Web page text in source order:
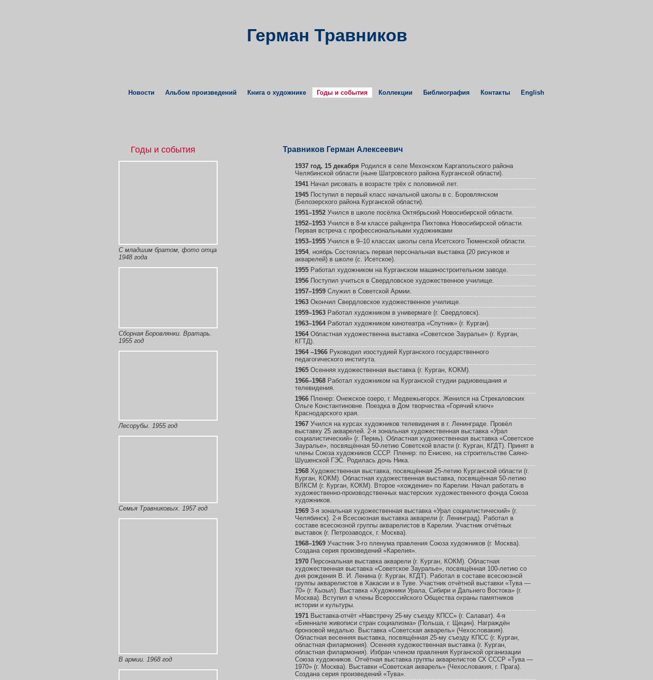
Герман Травников
Новости Альбом произведений Книга о художнике Годы и события Коллекции Библиография Контакты English
Годы и события
С младшим братом, фото отца
1948 года
Сборная Боровлянки. Вратарь.
1955 год
Лесорубы. 1955 год
Семья Травниковых. 1957 год
В армии. 1968 год
Травников Герман Алексеевич
1937 год, 15 декабря Родился в селе Мехонском Каргапольского района
Челябинской области (ныне Шатровского района Курганской области).
1941 Начал рисовать в возрасте трёх с половиной лет.
1945 Поступил в первый класс начальной школы в с. Боровлянском
(Белозерского района Курганской области).
1951–1952 Учился в школе посёлка Октябрьский Новосибирской области.
1952–1953 Учился в 8-м классе райцентра Пихтовка Новосибирской области.
Первая встреча с профессиональными художниками
1953–1955 Учился в 9–10 классах школы села Исетского Тюменской области.
1954, ноябрь Состоялась первая персональная выставка (20 рисунков и
акварелей) в школе (с. Исетское).
1955 Работал художником на Курганском машиностроительном заводе.
1956 Поступил учиться в Свердловское художественное училище.
1957–1959 Служил в Советской Армии.
1963 Окончил Свердловское художественное училище.
1959–1963 Работал художником в универмаге (г. Свердловск).
1963–1964Работал художником кинотеатра «Спутник» (г. Курган).
1964Областная художественна выставка «Советское Зауралье» (г. Курган,
КГТД).
1964 –1966 Руководил изостудией Курганского государственного
педагогического института.
1965 Осенняя художественная выставка (г. Курган, КОКМ).
1966–1968 Работал художником на Курганской студии радиовещания и
телевидения.
1966 Пленер: Онежское озеро, г. Медвежьегорск. Женился на Стрекаловских
Ольге Константиновне. Поездка в Дом творчества «Горячий ключ»
Краснодарского края.
1967 Учился на курсах художников телевидения в г. Ленинграде. Провёл
выставку 25 акварелей. 2-я зональная художественная выставка «Урал
социалистический» (г. Пермь). Областная художественная выставка «Советское
Зауралье», посвящённая 50-летию Советской власти (г. Курган, КГДТ). Принят в
члены Союза художников СССР. Пленер: по Енисею, на строительстве Саяно-
Шушенской ГЭС. Родилась дочь Ника.
1968 Художественная выставка, посвящённая 25-летию Курганской области (г.
Курган, КОКМ). Областная художественная выставка, посвящённая 50-летию
ВЛКСМ (г. Курган, КОКМ). Второе «хождение» по Карелии. Начал работать в
художественно-производственных мастерских художественного фонда Союза
художников.
1969 3-я зональная художественная выставка «Урал социалистический» (г.
Челябинск). 2-я Всесоюзная выставка акварели (г. Ленинград). Работал в
составе всесоюзной группы акварелистов в Карелии. Участник отчётных
выставок (г. Петрозаводск, г. Москва).
1968–1969 Участник 3-го пленума правления Союза художников (г. Москва).
Создана серия произведений «Карелия».
1970 Персональная выставка акварели (г. Курган, КОКМ). Областная
художественная выставка «Советское Зауралье», посвящённая 100-летию со
дня рождения В. И. Ленина (г. Курган, КГДТ). Работал в составе всесоюзной
группы акварелистов в Хакасии и в Туве. Участник отчётной выставки «Тува —
70» (г. Кызыл). Выставка «Художники Урала, Сибири и Дальнего Востока» (г.
Москва). Вступил в члены Всероссийского Общества охраны памятников
истории и культуры.
1971 Выставка-отчёт «Навстречу 25-му съезду КПСС» (г. Салават). 4-я
«Биеннале живописи стран социализма» (Польша, г. Щецин). Награждён
бронзовой медалью. Выставка «Советская акварель» (Чехословакия).
Областная весенняя выставка, посвящённая 25-му съезду КПСС (г. Курган,
областная филармония). Осенняя художественная выставка (г. Курган,
областная филармония). Избран членом правления Курганской организации
Союза художников. Отчётная выставка группы акварелистов СХ СССР «Тува —
1970» (г. Москва). Выставки «Советская акварель» (Чехословакия, г. Прага).
Создана серия произведений «Тува».